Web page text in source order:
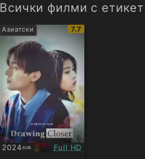
Всички филми с
Азиатски
IMDb
7.7
2024SUB
Субтитри Качество:
Full HD